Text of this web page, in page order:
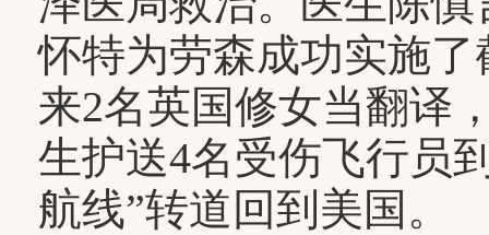
怀特为劳森成功实施
来2名英国修女当翻译
生护送4名受伤飞行员
航线”转道回到美国。